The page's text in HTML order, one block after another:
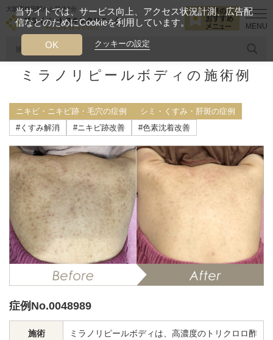
大阪西梅田駅から徒歩2分
人気のワード 糸リフト ヒアルロン酸 リジュランアイ
今月のおすすめメニュー
プライベートスキンクリニックが
選ばれる理由
クリニックについて
施術症例
施術症例 ニキビ・ニキビ跡・毛穴の症例 ミラノリピー
ミラノリピールボディの施術例
ニキビ・ニキビ跡・毛穴の症例
シミ・くすみ・肝斑の症例
#くすみ解消
#ニキビ跡改善 #色素沈着改善
症例No.0048989
施術
ミラノリピールボディは、高濃度のトリクロロ酢
当サイトでは、サービス向上、アクセス状況計測、広告配
信などのためにCookieを利用しています。
クッキーの設定
OK